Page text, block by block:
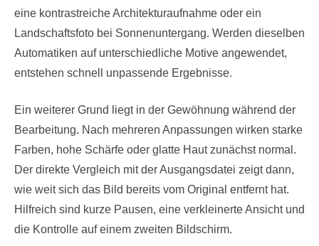
eine kontrastreiche Architekturaufnahme oder ein
Landschaftsfoto bei Sonnenuntergang. Werden dieselben
Automatiken auf unterschiedliche Motive angewendet,
entstehen schnell unpassende Ergebnisse.
Ein weiterer Grund liegt in der Gewöhnung während der
Bearbeitung. Nach mehreren Anpassungen wirken starke
Farben, hohe Schärfe oder glatte Haut zunächst normal.
Der direkte Vergleich mit der Ausgangsdatei zeigt dann,
wie weit sich das Bild bereits vom Original entfernt hat.
Hilfreich sind kurze Pausen, eine verkleinerte Ansicht und
die Kontrolle auf einem zweiten Bildschirm.